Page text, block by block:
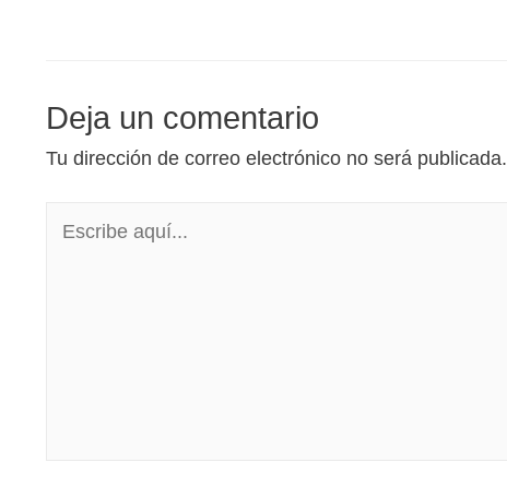
Deja un comentario
Tu dirección de correo electrónico no será publicada.